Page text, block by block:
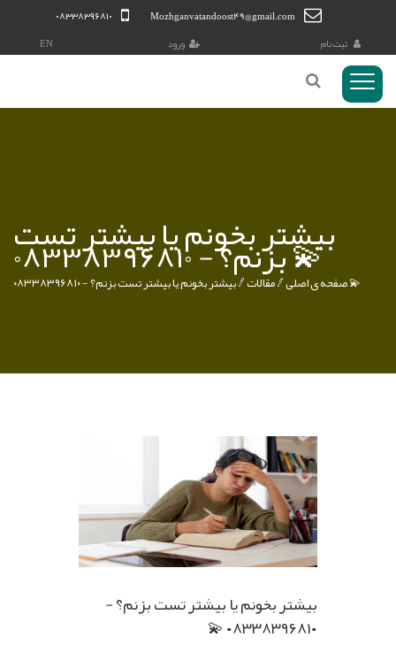
۰۸۳۳۸۳۹۶۸۱۰
Mozhganvatandoost49@gmail.com
ثبت نام
ورود EN
کاربری
بیشتر بخونم یا بیشتر تست
بزنم؟ - ۰۸۳۳۸۳۹۶۸۱۰ 💫
صفحه ی اصلی مقالات بیشتر بخونم یا بیشتر تست بزنم؟ - ۰۸۳۳۸۳۹۶۸۱۰ 💫
بیشتر بخونم یا بیشتر تست بزنم؟ -
۰۸۳۳۸۳۹۶۸۱۰ 💫